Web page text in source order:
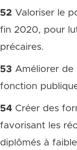
52 Valoriser le
fin 2020, pour
précaires.
53 Améliorer de
fonction
54 Créer des
favorisant les
diplômés à